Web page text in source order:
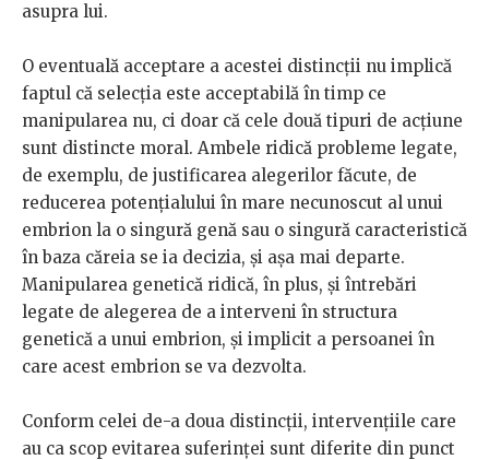
asupra lui.
O eventuală acceptare a acestei distincții nu implică
faptul că selecția este acceptabilă în timp ce
manipularea nu, ci doar că cele două tipuri de acțiune
sunt distincte moral. Ambele ridică probleme legate,
de exemplu, de justificarea alegerilor făcute, de
reducerea potențialului în mare necunoscut al unui
embrion la o singură genă sau o singură caracteristică
în baza căreia se ia decizia, și așa mai departe.
Manipularea genetică ridică, în plus, și întrebări
legate de alegerea de a interveni în structura
genetică a unui embrion, și implicit a persoanei în
care acest embrion se va dezvolta.
Conform celei de-a doua distincții, intervențiile care
au ca scop evitarea suferinței sunt diferite din punct